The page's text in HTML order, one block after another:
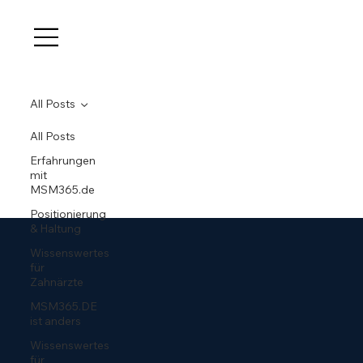
All Posts
Erfahrungen
mit
MSM365.de
Positionierung
& Haltung
Wissenswertes
für
Zahnärzte
MSM365.DE
ist anders
Wissenswertes
für
All Posts